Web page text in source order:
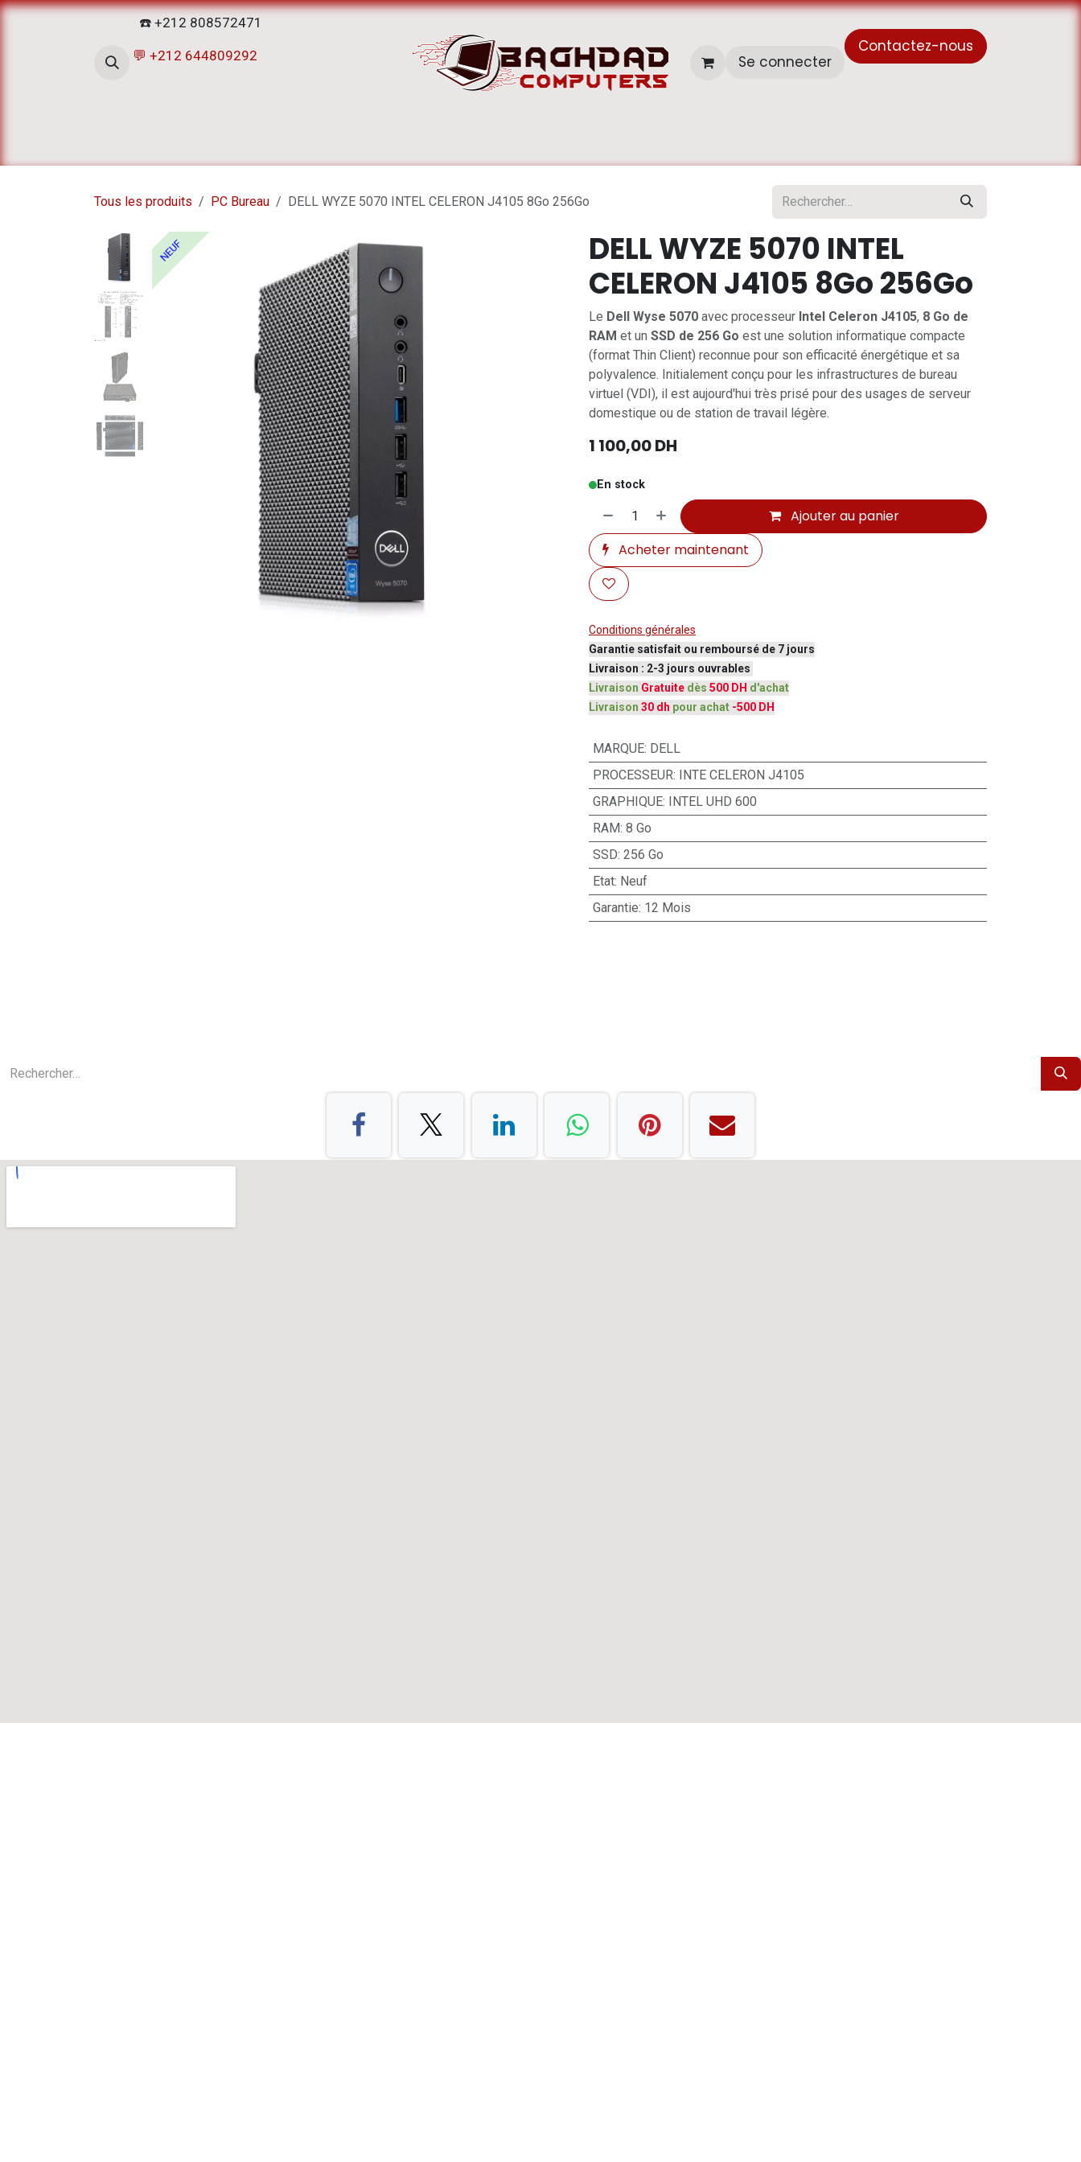
Se rendre au contenu
☎️ +212 808572471
💬 +212 644809292 Se connecter
Contactez-nous
Tous les produits PC Bureau DELL WYZE 5070 INTEL CELERON J4105 8Go 256Go
NEUF
NEUF
DELL WYZE 5070 INTEL
CELERON J4105 8Go 256Go
Le Dell Wyse 5070 avec processeur Intel Celeron J4105, 8 Go de
RAM et un SSD de 256 Go est une solution informatique compacte
(format Thin Client) reconnue pour son efficacité énergétique et sa
polyvalence. Initialement conçu pour les infrastructures de bureau
virtuel (VDI), il est aujourd'hui très prisé pour des usages de serveur
domestique ou de station de travail légère.
1 100,00DH
En stock
Ajouter au panier
Acheter maintenant
Conditions générales
Garantie satisfait ou remboursé de 7 jours
Livraison : 2-3 jours ouvrables
Livraison Gratuite dès 500 DH d'achat
Livraison 30 dh pour achat -500 DH
MARQUE: DELL
PROCESSEUR: INTE CELERON J4105
GRAPHIQUE: INTEL UHD 600
RAM: 8 Go
SSD: 256 Go
Etat: Neuf
Garantie: 12 Mois